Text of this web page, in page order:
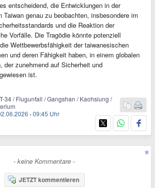
entscheidend, die Entwicklungen in der
Taiwan genau zu beobachten, insbesondere im
und die Reaktion der
Vorfälle. Die Tragödie könnte potenziell
Wettbewerbsfähigkeit der taiwanesischen
und deren Fähigkeit haben, in einem globalen
der zunehmend auf Sicherheit und
ist.
34 / Flugunfall / Gangshan / Kaohsiung /
·09:45 Uhr
- keine Kommentare -
JETZT kommentieren